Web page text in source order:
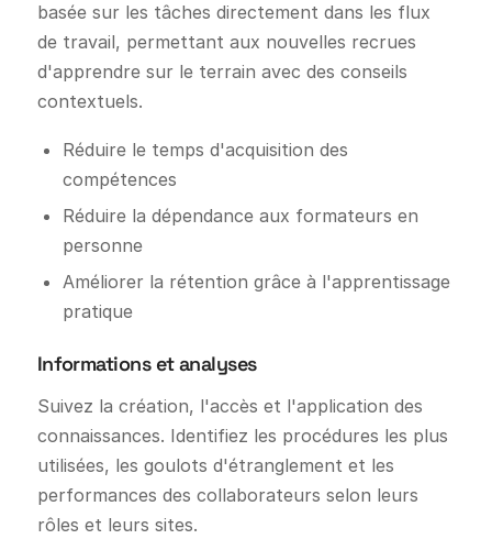
basée sur les tâches directement dans les flux
de travail, permettant aux nouvelles recrues
d'apprendre sur le terrain avec des conseils
contextuels.
Réduire le temps d'acquisition des
compétences
Réduire la dépendance aux formateurs en
personne
Améliorer la rétention grâce à l'apprentissage
pratique
Informations et analyses
Suivez la création, l'accès et l'application des
connaissances. Identifiez les procédures les plus
utilisées, les goulots d'étranglement et les
performances des collaborateurs selon leurs
rôles et leurs sites.